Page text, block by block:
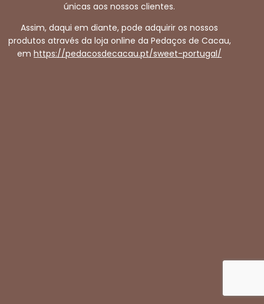
únicas aos nossos clientes.
Assim, daqui em diante, pode adquirir os nossos
produtos através da loja online da Pedaços de Cacau,
emhttps://pedacosdecacau.pt/sweet-portugal/